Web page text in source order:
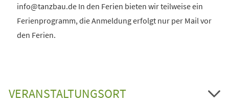
info@tanzbau.de In den Ferien bieten wir teilweise ein
Ferienprogramm, die Anmeldung erfolgt nur per Mail vor
den Ferien.
VERANSTALTUNGSORT